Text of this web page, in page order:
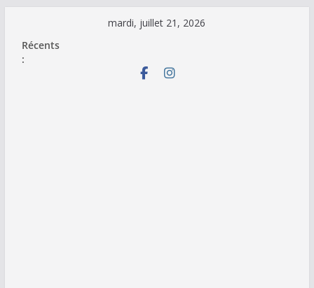
contenu
mardi, juillet 21, 2026
Récents
: